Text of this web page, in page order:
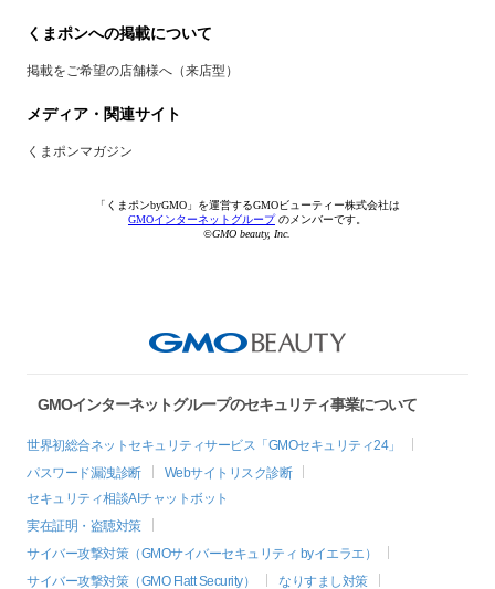
くまポンへの掲載について
掲載をご希望の店舗様へ（来店型）
メディア・関連サイト
くまポンマガジン
「くまポンbyGMO」を運営するGMOビューティー株式会社は
GMOインターネットグループのメンバーです。
©GMO beauty, Inc.
GMOインターネットグループのセキュリティ事業について
世界初総合ネットセキュリティサービス「GMOセキュリティ24」
パスワード漏洩診断
Webサイトリスク診断
セキュリティ相談AIチャットボット
実在証明・盗聴対策
サイバー攻撃対策（GMOサイバーセキュリティ byイエラエ）
サイバー攻撃対策（GMO Flatt Security）
なりすまし対策